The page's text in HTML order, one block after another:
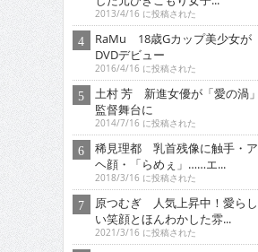
2013/4/16 に投稿された
RaMu 18歳Gカップ美少女が
DVDデビュー
2016/4/16 に投稿された
土村 芳 新進女優が「愛の渦」
監督舞台に
2014/7/16 に投稿された
稀見理都 乳首残像に触手・ア
ヘ顔・「らめぇ」……エ...
2018/3/16 に投稿された
原つむぎ 人気上昇中！愛らし
い笑顔とほんわかした雰...
2021/3/16 に投稿された